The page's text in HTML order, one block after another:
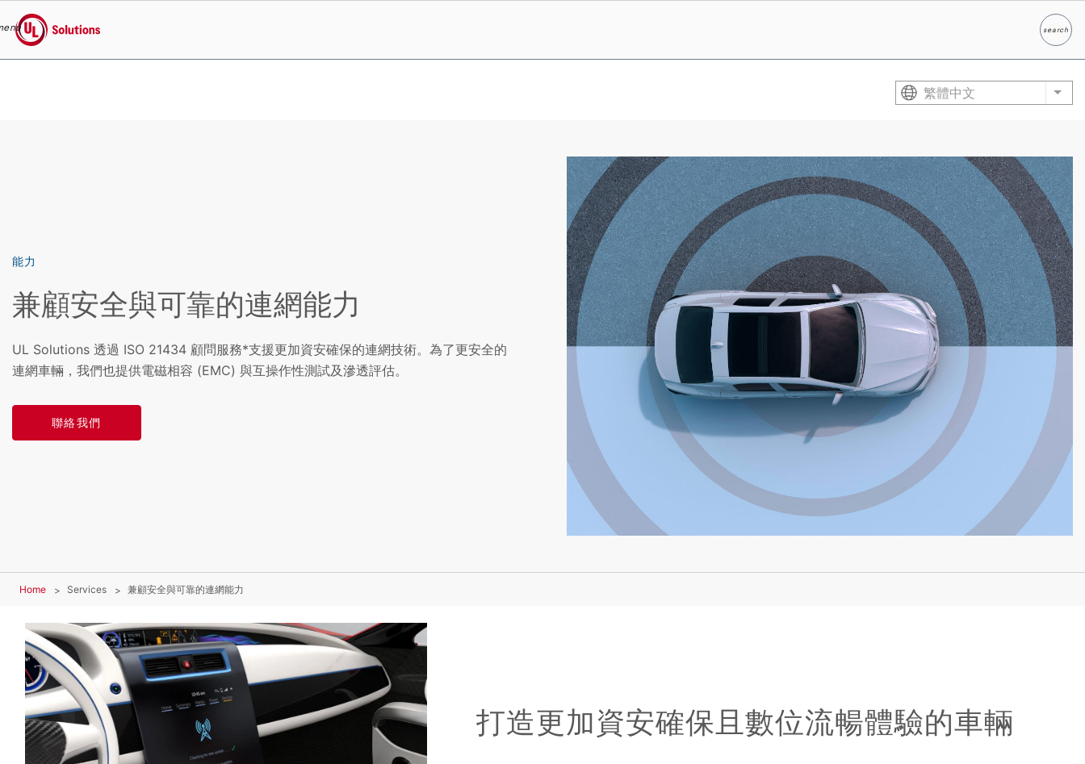
UL Solutions
searchSearch
繁體中文 List
能力
兼顧安全與可靠的連網能力
UL Solutions 透過 ISO 21434 顧問服務*支援更加資安確保的連網技術。為了更安全的
連網車輛，我們也提供電磁相容 (EMC) 與互操作性測試及滲透評估。
聯絡我們
Home Services 兼顧安全與可靠的連網能力
打造更加資安確保且數位流暢體驗的車輛